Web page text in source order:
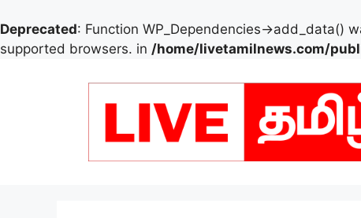
Deprecated: Function WP_Dependencies->add_data()
supported browsers. in /home/livetamilnews.com/